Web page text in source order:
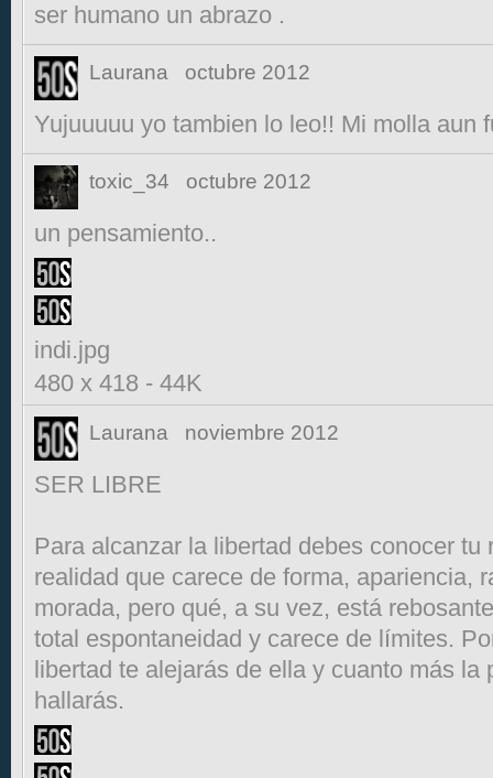
ser humano un abrazo .
Laurana octubre 2012
Yujuuuuu yo tambien lo leo!! Mi molla aun
toxic_34 octubre 2012
un pensamiento..
indi.jpg
480 x 418 - 44K
Laurana noviembre 2012
SER LIBRE
Para alcanzar la libertad debes conocer tu
realidad que carece de forma, apariencia,
morada, pero qué, a su vez, está
total espontaneidad y carece de límites.
libertad te alejarás de ella y cuanto más la
hallarás.